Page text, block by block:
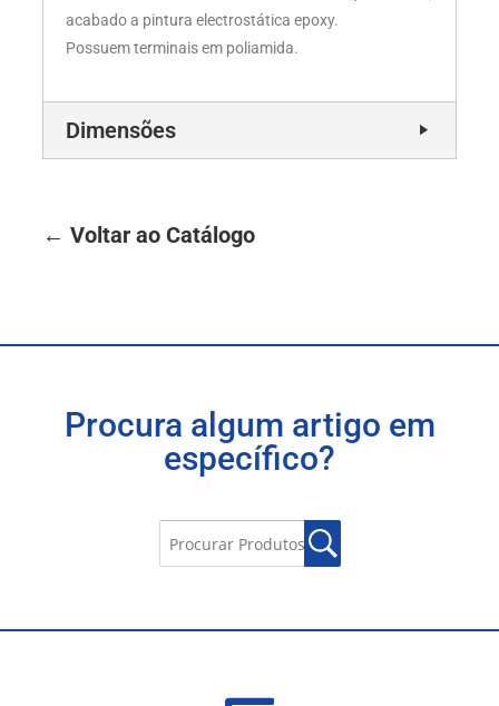
acabado a pintura electrostática epoxy.
Possuem terminais em poliamida.
Dimensões
← Voltar ao Catálogo
Procura algum artigo em
específico?